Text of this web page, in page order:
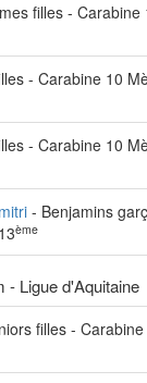
filles - Carabine
- Carabine 10
- Carabine 10
- Benjamins
13ème
- Ligue d'Aquitaine
filles -